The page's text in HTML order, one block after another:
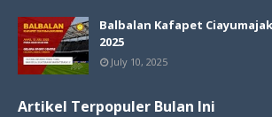
Balbalan Kafapet
2025
July 10, 2025
Artikel Terpopuler Bulan Ini